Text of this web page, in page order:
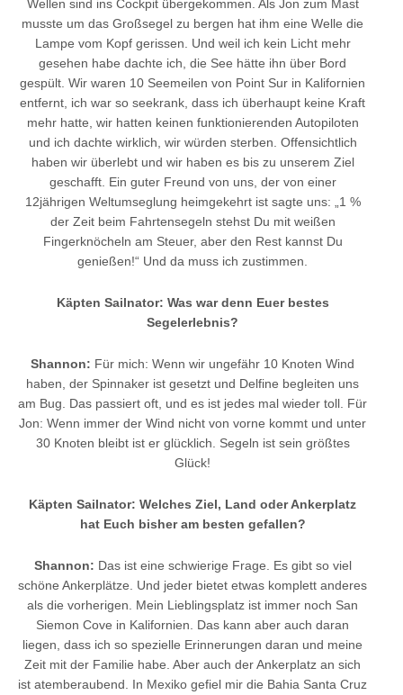
Wellen sind ins Cockpit übergekommen. Als Jon zum Mast
musste um das Großsegel zu bergen hat ihm eine Welle die
Lampe vom Kopf gerissen. Und weil ich kein Licht mehr
gesehen habe dachte ich, die See hätte ihn über Bord
gespült. Wir waren 10 Seemeilen von Point Sur in Kalifornien
entfernt, ich war so seekrank, dass ich überhaupt keine Kraft
mehr hatte, wir hatten keinen funktionierenden Autopiloten
und ich dachte wirklich, wir würden sterben. Offensichtlich
haben wir überlebt und wir haben es bis zu unserem Ziel
geschafft. Ein guter Freund von uns, der von einer
12jährigen Weltumseglung heimgekehrt ist sagte uns: „1 %
der Zeit beim Fahrtensegeln stehst Du mit weißen
Fingerknöcheln am Steuer, aber den Rest kannst Du
genießen!“ Und da muss ich zustimmen.
Käpten Sailnator: Was war denn Euer bestes
Segelerlebnis?
Shannon: Für mich: Wenn wir ungefähr 10 Knoten Wind
haben, der Spinnaker ist gesetzt und Delfine begleiten uns
am Bug. Das passiert oft, und es ist jedes mal wieder toll. Für
Jon: Wenn immer der Wind nicht von vorne kommt und unter
30 Knoten bleibt ist er glücklich. Segeln ist sein größtes
Glück!
Käpten Sailnator: Welches Ziel, Land oder Ankerplatz
hat Euch bisher am besten gefallen?
Shannon: Das ist eine schwierige Frage. Es gibt so viel
schöne Ankerplätze. Und jeder bietet etwas komplett anderes
als die vorherigen. Mein Lieblingsplatz ist immer noch San
Siemon Cove in Kalifornien. Das kann aber auch daran
liegen, dass ich so spezielle Erinnerungen daran und meine
Zeit mit der Familie habe. Aber auch der Ankerplatz an sich
ist atemberaubend. In Mexiko gefiel mir die Bahia Santa Cruz